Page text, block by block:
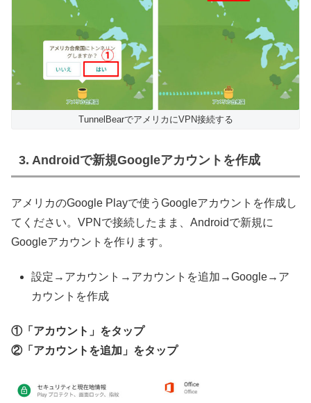
TunnelBearでアメリカにVPN接続する
3. Androidで新規Googleアカウントを作成
アメリカのGoogle Playで使うGoogleアカウントを作成し
てください。VPNで接続したまま、Androidで新規に
Googleアカウントを作ります。
設定→アカウント→アカウントを追加→Google→ア
カウントを作成
①「アカウント」をタップ
②「アカウントを追加」をタップ